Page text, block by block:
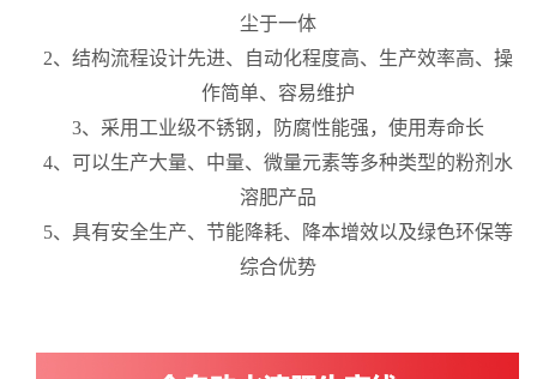
尘于一体
2、结构流程设计先进、自动化程度高、生产效率高、操
作简单、容易维护
3、采用工业级不锈钢，防腐性能强，使用寿命长
4、可以生产大量、中量、微量元素等多种类型的粉剂水
溶肥产品
5、具有安全生产、节能降耗、降本增效以及绿色环保等
综合优势